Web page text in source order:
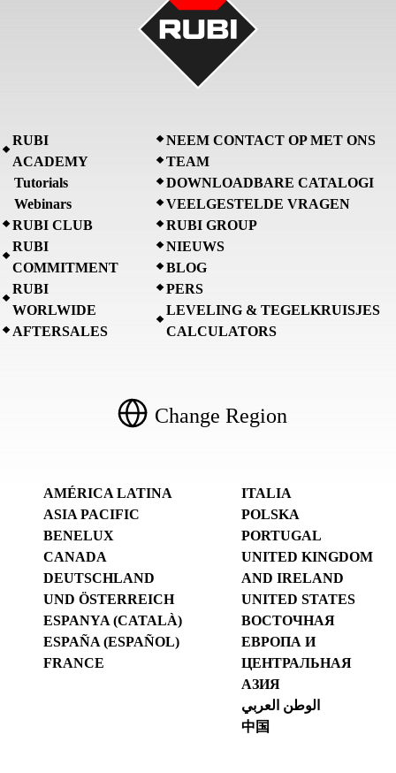
RUBI
ACADEMY
Tutorials
Webinars
RUBI CLUB
RUBI
COMMITMENT
RUBI
WORLWIDE
AFTERSALES
NEEM CONTACT OP MET ONS
TEAM
DOWNLOADBARE CATALOGI
VEELGESTELDE VRAGEN
RUBI GROUP
NIEUWS
BLOG
PERS
LEVELING & TEGELKRUISJES
CALCULATORS
Change Region
AMÉRICA LATINA
ASIA PACIFIC
BENELUX
CANADA
DEUTSCHLAND
UND ÖSTERREICH
ESPANYA (CATALÀ)
ESPAÑA (ESPAÑOL)
FRANCE
ITALIA
POLSKA
PORTUGAL
UNITED KINGDOM
AND IRELAND
UNITED STATES
ВОСТОЧНАЯ
ЕВРОПА И
ЦЕНТРАЛЬНАЯ
АЗИЯ
الوطن العربي
中国